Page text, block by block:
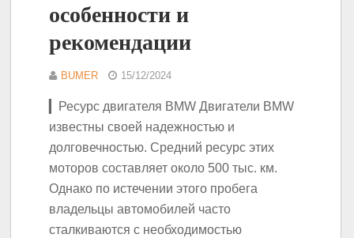
особенности и
рекомендации
BUMER 15/12/2024
▎Ресурс двигателя BMW Двигатели BMW
известны своей надежностью и
долговечностью. Средний ресурс этих
моторов составляет около 500 тыс. км.
Однако по истечении этого пробега
владельцы автомобилей часто
сталкиваются с необходимостью